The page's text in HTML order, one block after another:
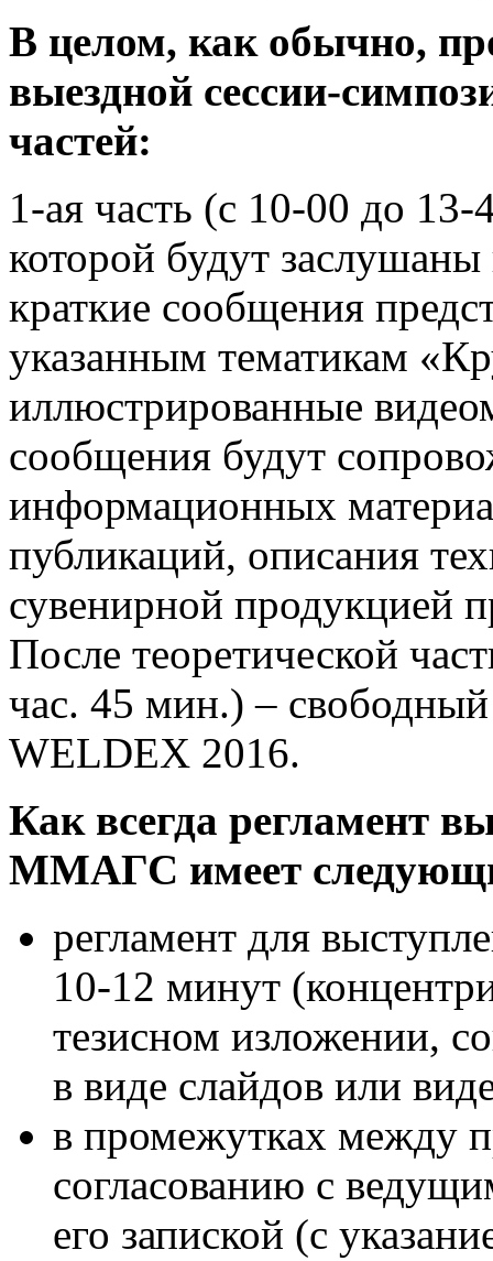
В целом, как обычно,
выездной сессии-
частей:
1-ая часть (с 10-00 до
которой будут
краткие сообщения
указанным тематикам
иллюстрированные
сообщения будут
информационных
публикаций, описания
сувенирной продукцией
После теоретической
час. 45 мин.) –
WELDEX 2016.
Как всегда регламент
ММАГС имеет
регламент для
10-12 минут
тезисном изложении,
в виде слайдов или
в промежутках между
согласованию с
его запиской (с